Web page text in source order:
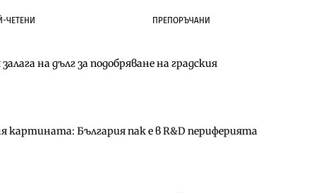
ЧЕТЕНИ ПРЕПОРЪЧАНИ
на дълг за подобряване на градския
картината: България пак е в R&D периферията
за преместването на трамвайното
Петрохан ще върви паралелно с екологичните
Петрохан ще върви паралелно с екологичните
придобиване на Euroapi Italy